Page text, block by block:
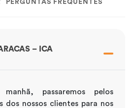
PERGUNTAS FREQUENTES
– ICA
passaremos pelos
dos nossos clientes para nos